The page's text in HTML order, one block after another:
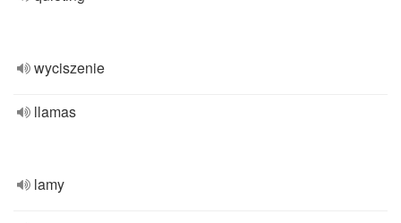
wyciszenie
llamas
lamy